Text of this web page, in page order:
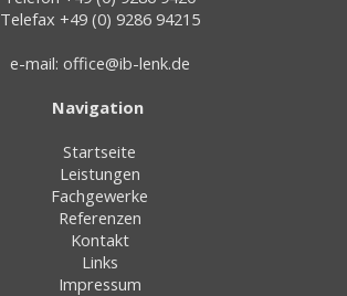
Telefax +49 (0) 9286 94215
e-mail: office@ib-lenk.de
Navigation
Startseite
Leistungen
Fachgewerke
Referenzen
Kontakt
Links
Impressum